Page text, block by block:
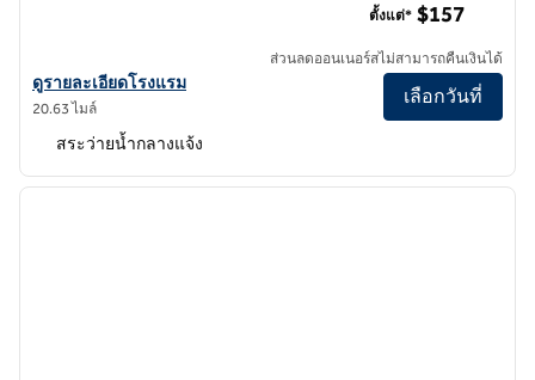
ดูรายละเอียดโรงแรม Hilton Pasadena
ดูรายละเอียดโรงแรม
20.63 ไมล์
ตั้งแต่* $157
ส่วนลดออนเนอร์สไม่สามารถคืนเงินได้
เลือกวันที่
สระว่ายน้ำกลางแจ้ง
1 จาก 12
ภาพถั